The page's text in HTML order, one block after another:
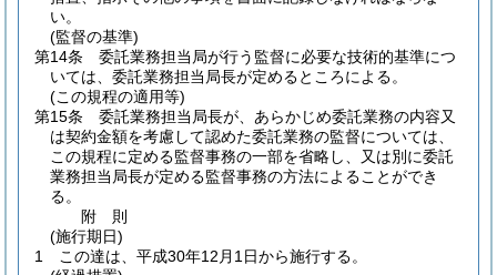
い。
(監督の基準)
第14条
委託業務担当局が行う監督に必要な技術的基準につ
いては、委託業務担当局長が定めるところによる。
(この規程の適用等)
第15条
委託業務担当局長が、あらかじめ委託業務の内容又
は契約金額を考慮して認めた委託業務の監督については、
この規程に定める監督事務の一部を省略し、又は別に委託
業務担当局長が定める監督事務の方法によることができ
る。
附 則
(施行期日)
1
この達は、平成30年12月1日から施行する。